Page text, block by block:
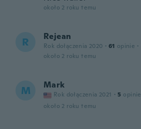
około 2 roku temu
R Rejean
Rok dołączenia 2020 · 61 opinie ·
około 2 roku temu
M Mark
Rok dołączenia 2021 · 5 opinie
około 2 roku temu